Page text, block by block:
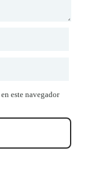
este navegador